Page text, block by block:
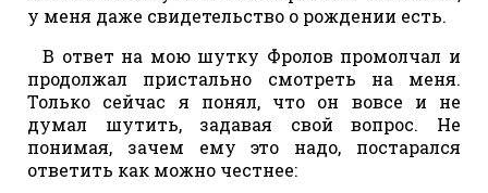
у меня даже свидетельство о рождении есть.
В ответ на мою шутку Фролов промолчал и
продолжал пристально смотреть на меня.
Только сейчас я понял, что он вовсе и не
думал шутить, задавая свой вопрос. Не
понимая, зачем ему это надо, постарался
ответить как можно честнее: